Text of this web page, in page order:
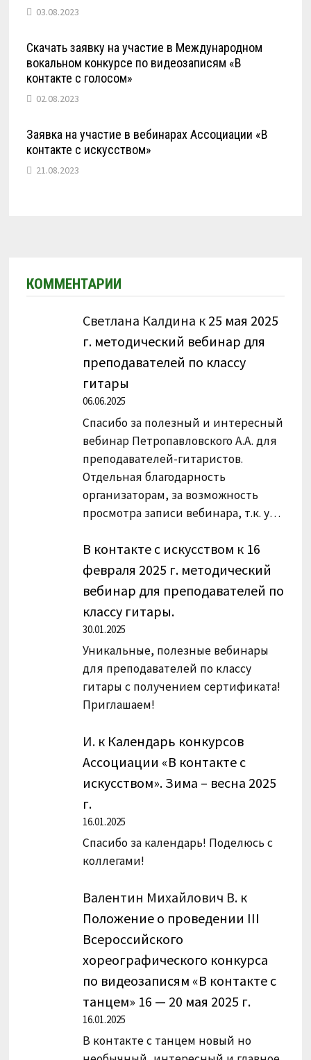
03.08.2023
Скачать заявку на участие в Международном
вокальном конкурсе по видеозаписям «В
контакте с голосом»
02.08.2023
Заявка на участие в вебинарах Ассоциации «В
контакте с искусством»
21.08.2023
КОММЕНТАРИИ
Светлана Калдина к 25 мая 2025
г. методический вебинар для
преподавателей по классу
гитары
06.06.2025
Спасибо за полезный и интересный
вебинар Петропавловского А.А. для
преподавателей-гитаристов.
Отдельная благодарность
организаторам, за возможность
просмотра записи вебинара, т.к. у…
В контакте с искусством к 16
февраля 2025 г. методический
вебинар для преподавателей по
классу гитары.
30.01.2025
Уникальные, полезные вебинары
для преподавателей по классу
гитары с получением сертификата!
Приглашаем!
И. к Календарь конкурсов
Ассоциации «В контакте с
искусством». Зима – весна 2025
г.
16.01.2025
Спасибо за календарь! Поделюсь с
коллегами!
Валентин Михайлович В. к
Положение о проведении III
Всероссийского
хореографического конкурса
по видеозаписям «В контакте с
танцем» 16 — 20 мая 2025 г.
16.01.2025
В контакте с танцем новый но